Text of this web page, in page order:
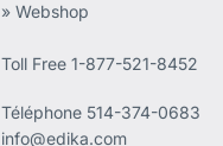
» Webshop
Toll Free 1-877-521-8452
Téléphone 514-374-0683
info@edika.com